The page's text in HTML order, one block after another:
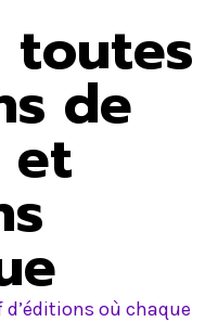
toutes
de
et
où chaque